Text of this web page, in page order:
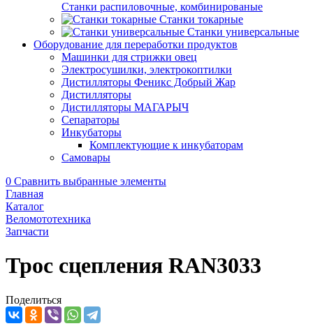
Станки распиловочные, комбинированые
Станки токарные
Станки универсальные
Оборудование для переработки продуктов
Машинки для стрижки овец
Электросушилки, электрокоптилки
Дистилляторы Феникс Добрый Жар
Дистилляторы
Дистилляторы МАГАРЫЧ
Сепараторы
Инкубаторы
Комплектующие к инкубаторам
Самовары
0 Сравнить выбранные элементы
Главная
Каталог
Веломототехника
Запчасти
Трос сцепления RAN3033
Поделиться